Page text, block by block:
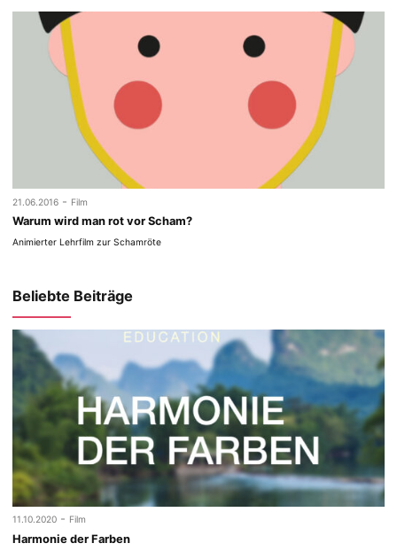
21.06.2016 - Film
Warum wird man rot vor Scham?
Animierter Lehrfilm zur Schamröte
Beliebte Beiträge
11.10.2020 - Film
Harmonie der Farben